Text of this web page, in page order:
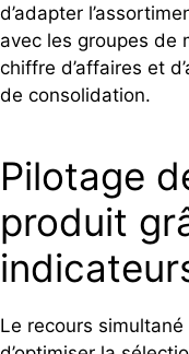
d’adapter
avec les groupes de
chiffre d’affaires et
de consolidation.
Pilotage
produit
Le recours